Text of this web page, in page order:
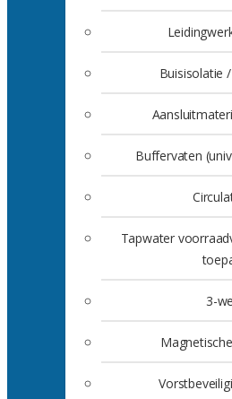
Buisisolatie
Buffervaten
Tapwater
3-